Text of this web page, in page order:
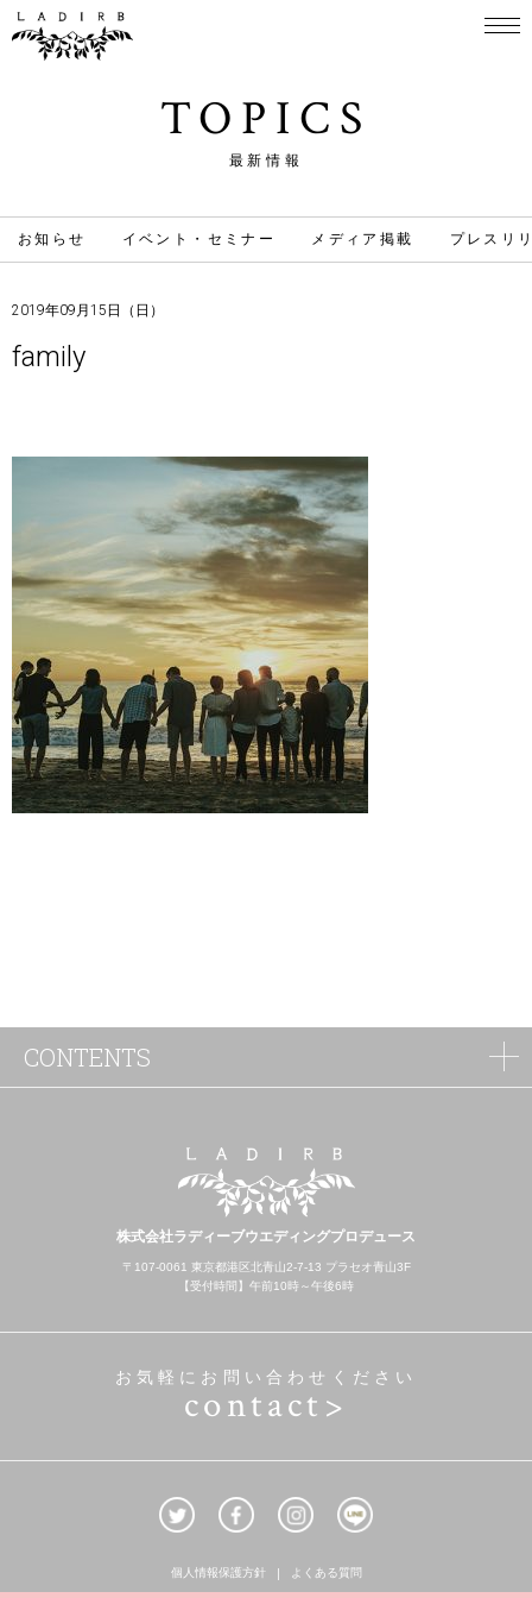
TOPICS
最新情報
お知らせ イベント・セミナー メディア掲載 プレスリ
2019年09月15日（日）
family
株式会社ラディーブウエディングプロデュース
〒107-0061 東京都港区北青山2-7-13 プラセオ青山3F
【受付時間】午前10時～午後6時
お気軽にお問い合わせください
contact>
個人情報保護方針 よくある質問
CONTENTS